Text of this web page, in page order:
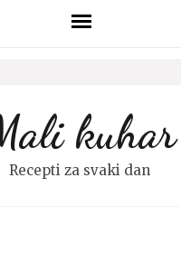
kuhar
Recepti za svaki dan